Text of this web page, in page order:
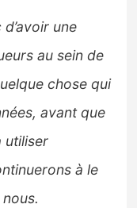
une
au sein de
chose qui
avant que
utiliser
à le